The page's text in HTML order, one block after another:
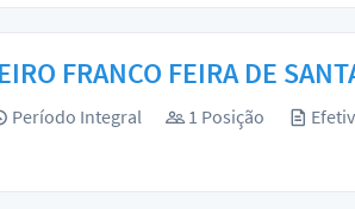
FRANCO FEIRA DE
Período Integral 1 Posição